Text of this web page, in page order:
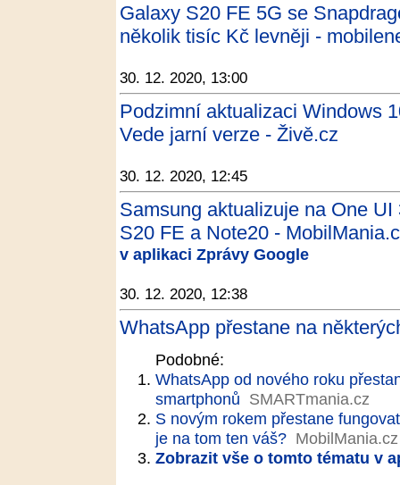
Galaxy S20 FE 5G se
několik tisíc Kč levněji -
30. 12. 2020, 13:00
Podzimní aktualizaci Windows
Vede jarní verze - Živě.cz
30. 12. 2020, 12:45
Samsung aktualizuje na One
S20 FE a Note20 -
v aplikaci Zprávy Google
30. 12. 2020, 12:38
WhatsApp přestane na
Podobné:
WhatsApp od nového roku
smartphonů SMARTmania.cz
S novým rokem přestane
je na tom ten váš? MobilMania.cz
Zobrazit vše o tomto tématu v